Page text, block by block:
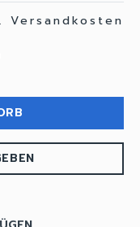
Versandkosten